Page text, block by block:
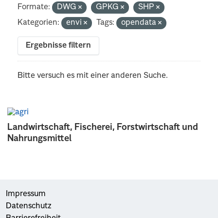
Landwirtschaft, Fischerei, Forstwirtschaft und
Nahrungsmittel
Formate: DWG GPKG
SHP
Kategorien:
envi Tags: opendata
Ergebnisse filtern
Bitte versuch es mit einer anderen Suche.
Impressum
Datenschutz